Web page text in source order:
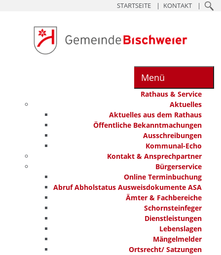
STARTSEITE KONTAKT
Menü
Rathaus & Service
Aktuelles
Aktuelles aus dem Rathaus
Öffentliche Bekanntmachungen
Ausschreibungen
Kommunal-Echo
Kontakt & Ansprechpartner
Bürgerservice
Online Terminbuchung
Abruf Abholstatus Ausweisdokumente ASA
Ämter & Fachbereiche
Schornsteinfeger
Dienstleistungen
Lebenslagen
Mängelmelder
Ortsrecht/ Satzungen